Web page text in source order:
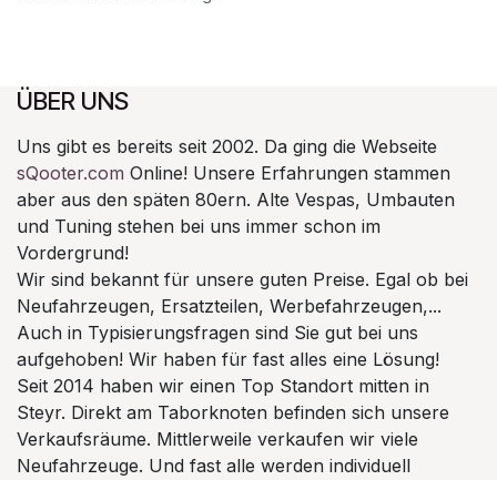
ÜBER UNS
Uns gibt es bereits seit 2002. Da ging die Webseite
sQooter.com Online! Unsere Erfahrungen stammen
aber aus den späten 80ern. Alte Vespas, Umbauten
und Tuning stehen bei uns immer schon im
Vordergrund!
Wir sind bekannt für unsere guten Preise. Egal ob bei
Neufahrzeugen, Ersatzteilen, Werbefahrzeugen,...
Auch in Typisierungsfragen sind Sie gut bei uns
aufgehoben! Wir haben für fast alles eine Lösung!
Seit 2014 haben wir einen Top Standort mitten in
Steyr. Direkt am Taborknoten befinden sich unsere
Verkaufsräume. Mittlerweile verkaufen wir viele
Neufahrzeuge. Und fast alle werden individuell